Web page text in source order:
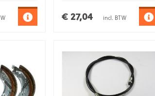
€ 27,04 incl. BTW